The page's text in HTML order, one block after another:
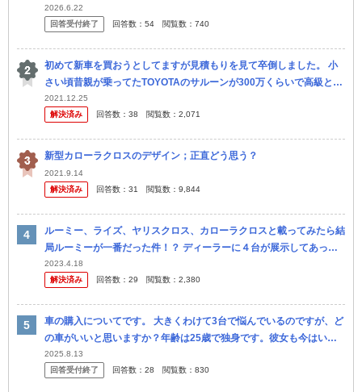
2026.6.22
回答受付終了
回答数： 54 閲覧数： 740
初めて新車を買おうとしてますが見積もりを見て卒倒しました。 小
さい頃昔親が乗ってたTOYOTAのサルーンが300万くらいで高級と言
われてる時代でした(親談) 見積もりしたカローラクロスが総支払い...
2021.12.25
解決済み
回答数： 38 閲覧数： 2,071
新型カローラクロスのデザイン；正直どう思う？
2021.9.14
解決済み
回答数： 31 閲覧数： 9,844
ルーミー、ライズ、ヤリスクロス、カローラクロスと載ってみたら結
局ルーミーが一番だった件！？ ディーラーに４台が展示してあった
のでそれぞれ運転席に座ってみました。 結果、意外とルーミーが見
晴らし...
2023.4.18
解決済み
回答数： 29 閲覧数： 2,380
車の購入についてです。 大きくわけて3台で悩んでいるのですが、ど
の車がいいと思いますか？年齢は25歳で独身です。彼女も今はいま
せん。 1台目がミニバンのシエンタです。 ミニバンは何かと使い勝
手が...
2025.8.13
回答受付終了
回答数： 28 閲覧数： 830